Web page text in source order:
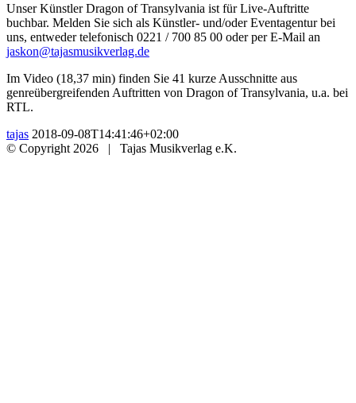
Unser Künstler Dragon of Transylvania ist für Live-Auftritte
buchbar. Melden Sie sich als Künstler- und/oder Eventagentur bei
uns, entweder telefonisch 0221 / 700 85 00 oder per E-Mail an
jaskon@tajasmusikverlag.de
Im Video (18,37 min) finden Sie 41 kurze Ausschnitte aus
genreübergreifenden Auftritten von Dragon of Transylvania, u.a. bei
RTL.
tajas 2018-09-08T14:41:46+02:00
© Copyright 2026 | Tajas Musikverlag e.K.